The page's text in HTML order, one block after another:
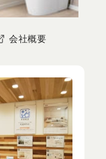
会社概要